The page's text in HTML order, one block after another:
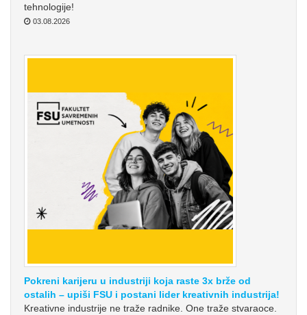
tehnologije!
03.08.2026
Pokreni karijeru u industriji koja raste 3x brže od
ostalih – upiši FSU i postani lider kreativnih industrija!
Kreativne industrije ne traže radnike. One traže stvaraoce.